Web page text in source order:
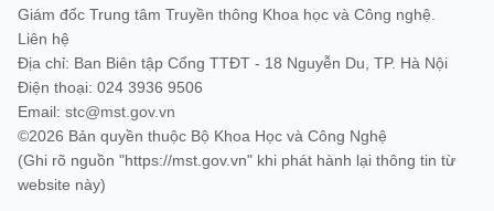
Giám đốc Trung tâm Truyền thông Khoa học và Công nghệ.
Liên hệ
Địa chỉ: Ban Biên tập Cổng TTĐT - 18 Nguyễn Du, TP. Hà Nội
Điện thoại: 024 3936 9506
Email: stc@mst.gov.vn
©2026 Bản quyền thuộc Bộ Khoa Học và Công Nghệ
(Ghi rõ nguồn "https://mst.gov.vn" khi phát hành lại thông tin từ
website này)